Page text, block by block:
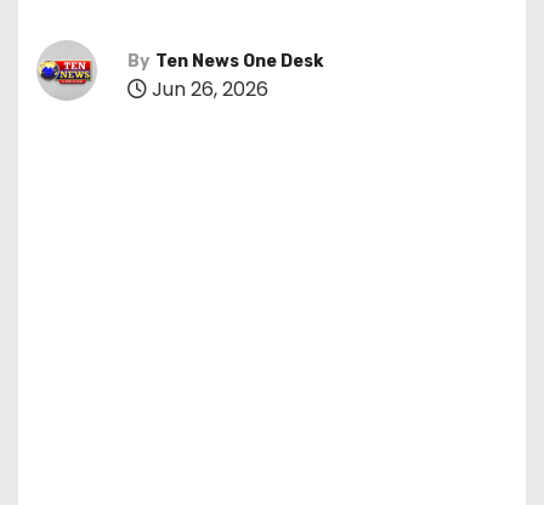
By Ten News One Desk
Jun 26, 2026